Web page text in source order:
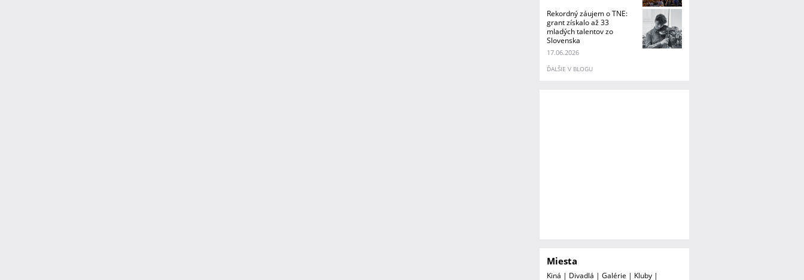
Rekordný záujem o TNE:
grant získalo až 33
mladých talentov zo
Slovenska
17.06.2026
ĎALŠIE V BLOGU
Miesta
Kiná | Divadlá | Galérie | Kluby |